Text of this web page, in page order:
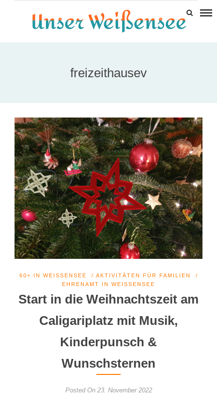
freizeithausev
60+ IN WEISSENSEE / AKTIVITÄTEN FÜR FAMILIEN
/
EHRENAMT IN WEISSENSEE
Start in die Weihnachtszeit am
Caligariplatz mit Musik,
Kinderpunsch &
Wunschsternen
Posted On 23. November 2022